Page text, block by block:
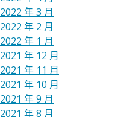
2022 年 3 月
2022 年 2 月
2022 年 1 月
2021 年 12 月
2021 年 11 月
2021 年 10 月
2021 年 9 月
2021 年 8 月